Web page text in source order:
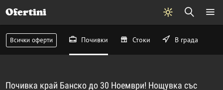
Ofertini
Всички оферти Почивки Стоки В града
Почивка край Банско до 30 Ноември! Нощувка със